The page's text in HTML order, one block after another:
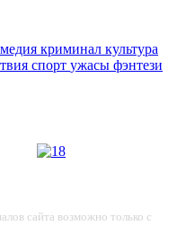
криминал культура
спорт ужасы фэнтези
сайта возможно только с